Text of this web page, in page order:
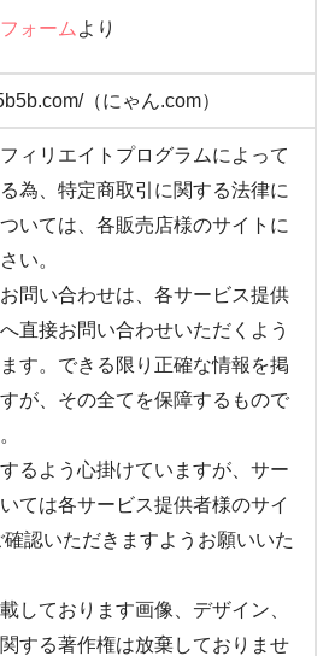
ォーム より
（にゃん.com）
ィリエイトプログラムによって
為、特定商取引に関する法律に
いては、各販売店様のサイトに
い。
問い合わせは、各サービス提供
直接お問い合わせいただくよう
す。できる限り正確な情報を掲
が、その全てを保障するもので
るよう心掛けていますが、サー
ては各サービス提供者様のサイ
確認いただきますようお願いいた
しております画像、デザイン、
する著作権は放棄しておりませ